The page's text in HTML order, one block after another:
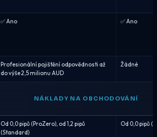
✅ Ano ✅ Ano
Profesionální pojištění odpovědnosti až
do výše 2,5 milionu AUD
Žádné
NÁKLADY NA OBCHODOVÁNÍ
Od 0,0 pipů (ProZero), od 1,2 pipů
(Standard)
Od 0,0 pipů